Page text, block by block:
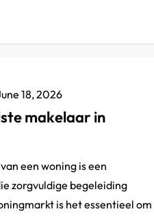
18, 2026
makelaar in
een woning is een
zorgvuldige begeleiding
is het essentieel om